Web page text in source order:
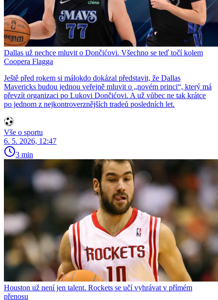
Dallas už nechce mluvit o Dončićovi. Všechno se teď točí kolem
Coopera Flagga
Ještě před rokem si málokdo dokázal představit, že Dallas
Mavericks budou jednou veřejně mluvit o „novém princi“, který má
převzít organizaci po Lukovi Dončićovi. A už vůbec ne tak krátce
po jednom z nejkontroverznějších tradeů posledních let.
Vše o sportu
6. 5. 2026, 12:47
3 min
Houston už není jen talent. Rockets se učí vyhrávat v přímém
přenosu